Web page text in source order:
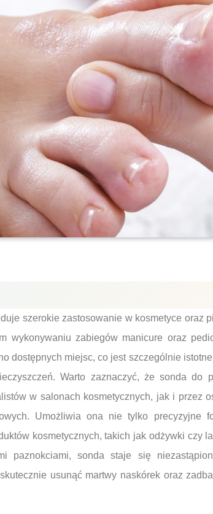
szerokie zastosowanie w kosmetyce oraz
wykonywaniu zabiegów manicure oraz
dostępnych miejsc, co jest szczególnie
Warto zaznaczyć, że sonda do
w salonach kosmetycznych, jak i przez
Umożliwia ona nie tylko precyzyjne
kosmetycznych, takich jak odżywki czy
paznokciami, sonda staje się
usunąć martwy naskórek oraz